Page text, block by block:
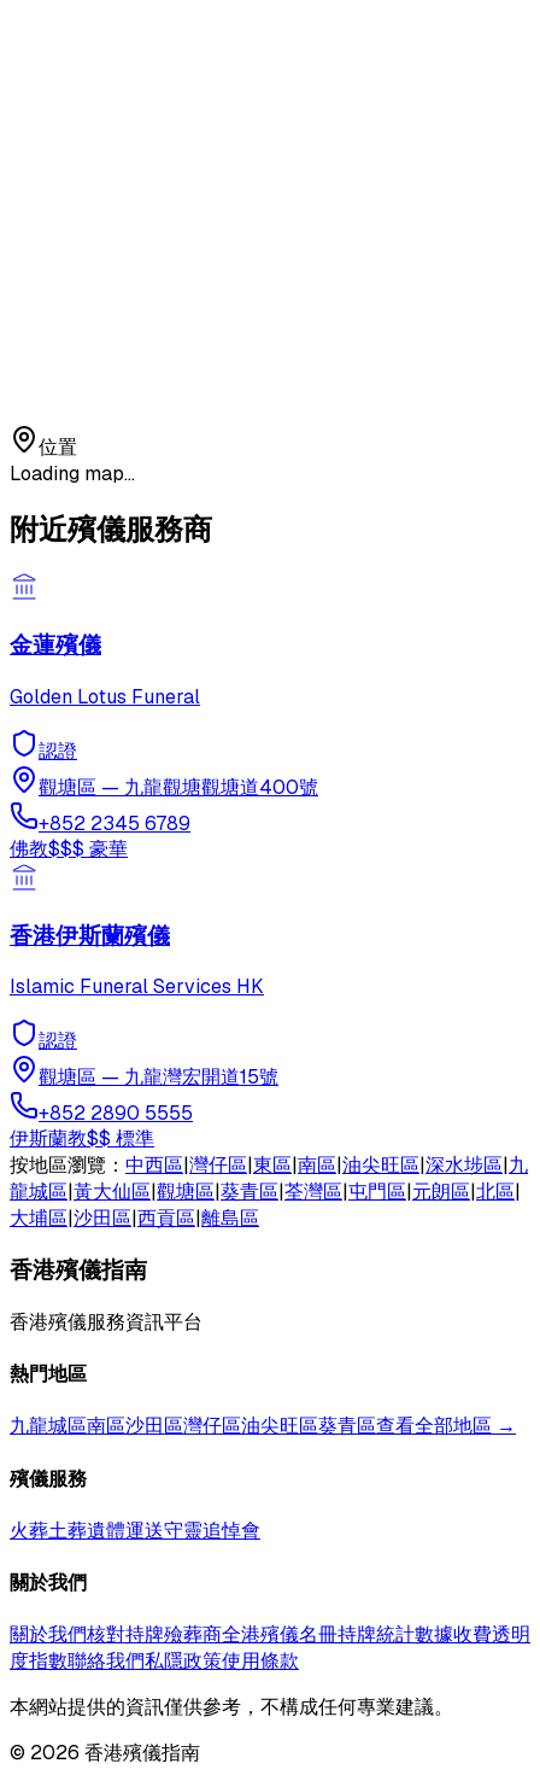
位置
Loading map...
附近殯儀服務商
金蓮殯儀
Golden Lotus Funeral
認證
觀塘區 — 九龍觀塘觀塘道400號
+852 2345 6789
佛教$$$ 豪華
香港伊斯蘭殯儀
Islamic Funeral Services HK
認證
觀塘區 — 九龍灣宏開道15號
+852 2890 5555
伊斯蘭教$$ 標準
按地區瀏覽： 中西區|灣仔區|東區|南區|油尖旺區|深水埗區|九
龍城區|黃大仙區|觀塘區|葵青區|荃灣區|屯門區|元朗區|北區|
大埔區|沙田區|西貢區|離島區
香港殯儀指南
香港殯儀服務資訊平台
熱門地區
九龍城區南區沙田區灣仔區油尖旺區葵青區查看全部地區 →
殯儀服務
火葬土葬遺體運送守靈追悼會
關於我們
關於我們核對持牌殮葬商全港殯儀名冊持牌統計數據收費透明
度指數聯絡我們私隱政策使用條款
本網站提供的資訊僅供參考，不構成任何專業建議。
© 2026 香港殯儀指南